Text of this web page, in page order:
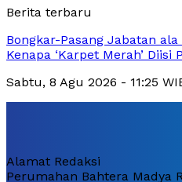
Berita terbaru
Bongkar-Pasang Jabatan
Kenapa ‘Karpet Merah’ Diisi
Sabtu, 8 Agu 2026 - 11:25
Alamat Redaksi
Perumahan Bahtera Madya